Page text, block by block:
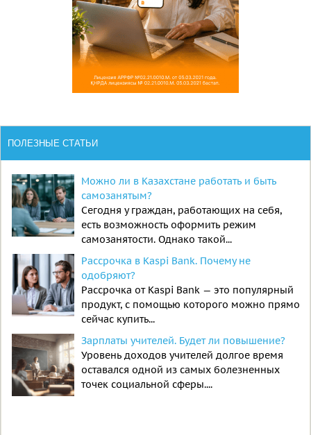
ПОЛЕЗНЫЕ СТАТЬИ
Можно ли в Казахстане работать и быть
самозанятым?
Сегодня у граждан, работающих на себя,
есть возможность оформить режим
самозанятости. Однако такой...
Рассрочка в Kaspi Bank. Почему не
одобряют?
Рассрочка от Kaspi Bank — это популярный
продукт, с помощью которого можно прямо
сейчас купить...
Зарплаты учителей. Будет ли повышение?
Уровень доходов учителей долгое время
оставался одной из самых болезненных
точек социальной сферы....